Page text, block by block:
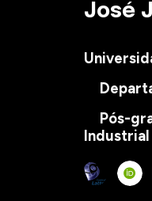
José J
Pós-
Industrial